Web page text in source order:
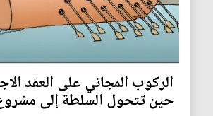
الركوب المجاني على العقد
حين تتحول السلطة إلى